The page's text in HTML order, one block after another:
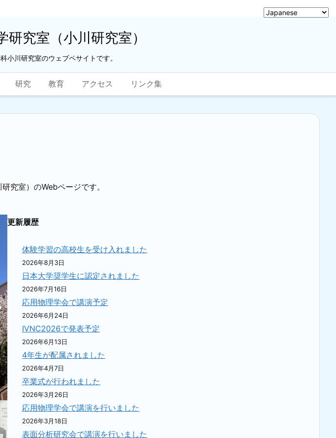
究室（小川研究室）
小川研究室のウェブペサイトです。
研究 教育 アクセス リンク集
究室）のWebページです。
更新履歴
体験学習の高校生を受け入れました
2026年8月3日
日本大学奨学生に認定されました
2026年7月16日
応用物理学会で講演予定
2026年6月24日
IVNC2026で発表予定
2026年6月13日
4年生が配属されました
2026年4月7日
卒業式が行われました
2026年3月26日
応用物理学会で講演を行いました
2026年3月18日
表面分析研究会で講演を行いました